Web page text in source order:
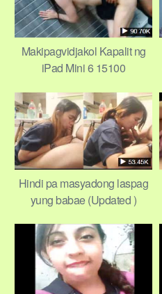
Makipagvidjakol Kapalit ng
iPad Mini 6 15100
Hindi pa masyadong laspag
yung babae (Updated )